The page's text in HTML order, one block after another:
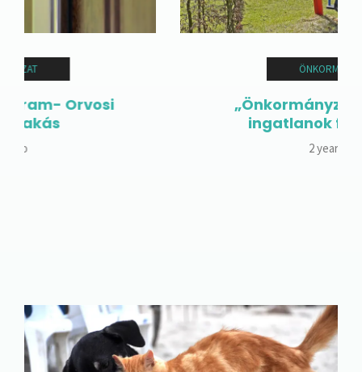
„Önkormányzati tulajdonú
ingatlanok fejlesztése"